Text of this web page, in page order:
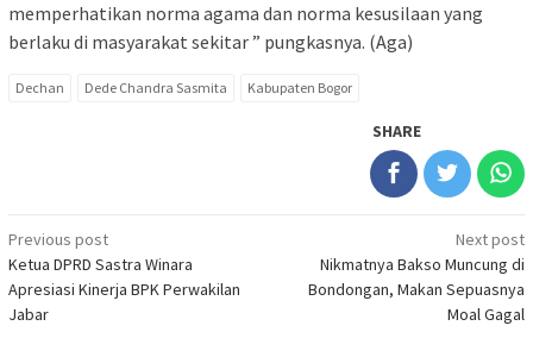
memperhatikan norma agama dan norma kesusilaan yang
berlaku di masyarakat sekitar ” pungkasnya. (Aga)
Dechan Dede Chandra Sasmita Kabupaten Bogor
SHARE
Post
navigation
Previous post
Ketua DPRD Sastra Winara
Apresiasi Kinerja BPK Perwakilan
Jabar
Next post
Nikmatnya Bakso Muncung di
Bondongan, Makan Sepuasnya
Moal Gagal